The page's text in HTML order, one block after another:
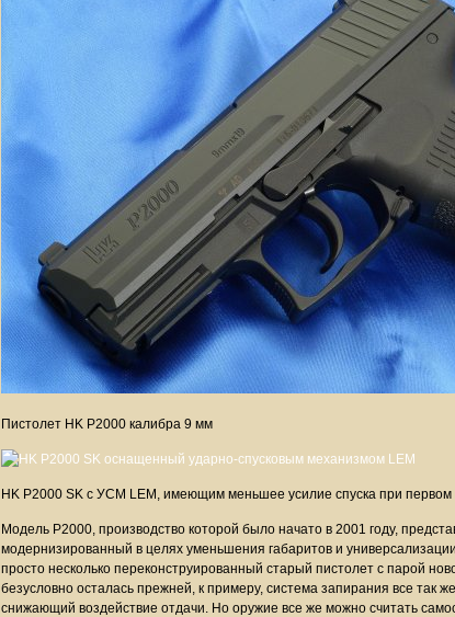
Пистолет HK P2000 калибра 9 мм
HK P2000 SK c УСМ LEM, имеющим меньшее усилие спуска при первом
Модель P2000, производство которой было начато в 2001 году,
модернизированный в целях уменьшения габаритов и
просто несколько переконструированный старый пистолет с парой
безусловно осталась прежней, к примеру, система запирания все так
снижающий воздействие отдачи. Но оружие все же можно считать